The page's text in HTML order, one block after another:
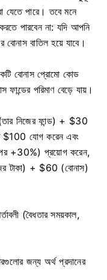
পারে। তবে মনে
পারবেন না: যদি আপনি
বাতিল হয়ে যাবে।
বোনাস প্রোমো কোড
পরিমাণ বেড়ে যায়।
নিজের ফান্ড) + $30
$100 যোগ করেন এবং
+30%) প্রয়োগ করেন,
টাকা) + $60 (বোনাস)
(বৈধতার সময়কাল,
জন্য অর্থ প্রদানের